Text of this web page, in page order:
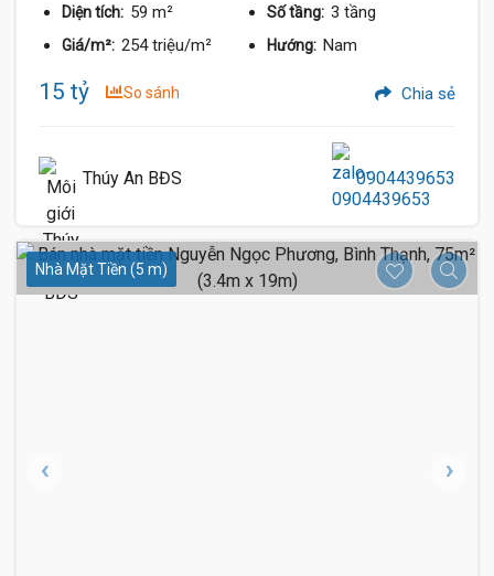
Diện tích: 59 m² Số tầng: 3 tầng
Giá/m²: 254 triệu/m² Hướng: Nam
15 tỷ So sánh Chia sẻ
Thúy An BĐS 0904439653
Nhà Mặt Tiền (5 m)